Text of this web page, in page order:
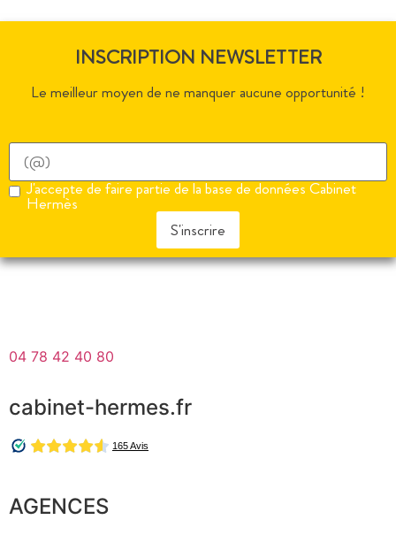
INSCRIPTION NEWSLETTER
Le meilleur moyen de ne manquer aucune opportunité !
J'accepte de faire partie de la base de données Cabinet
Hermès
S'inscrire
04 78 42 40 80
cabinet-hermes.fr
AGENCES